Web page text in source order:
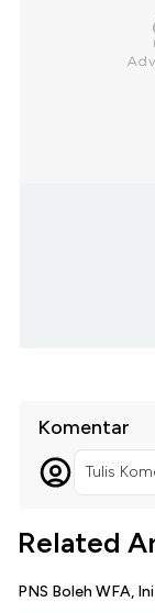
Komentar
Tulis
Related
PNS Boleh WFA,